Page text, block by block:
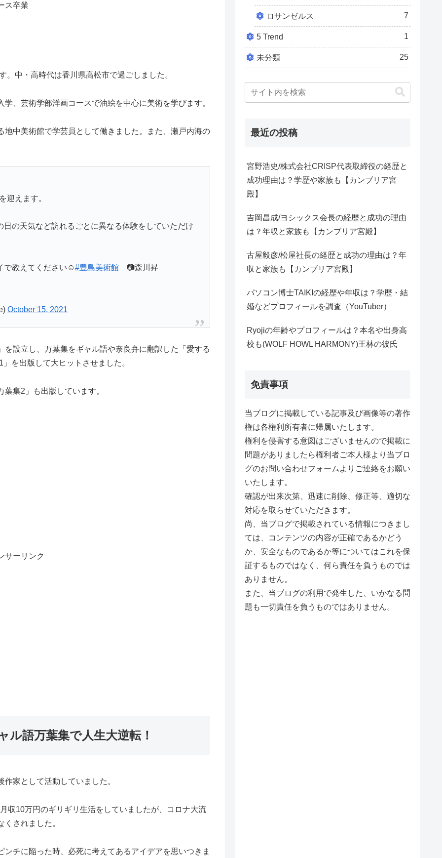
ス卒業
中・高時代は香川県高松市で過ごしました。
学、 芸術学部洋画コースで油絵を中心に美術を学びます。
中美術館で学芸員として働きました。また、瀬戸内海の
迎えます。
の天気など訪れるごとに異なる体験をしていただけ
で教えてください☺️#豊島美術館📷森川昇
October 15, 2021
設立し、万葉集をギャル語や奈良弁に翻訳した「愛する
を出版して大ヒットさせました。
集2」も出版しています。
サーリンク
ル語万葉集で人生大逆転！
家として活動していました。
収10万円のギリギリ生活をしていましたが、コロナ大流
されました。
チに陥った時、必死に考えてあるアイデアを思いつきま
ロサンゼルス 7
5 Trend 1
未分類 25
最近の投稿
宮野浩史/株式会社CRISP代表取締役の経歴と
成功理由は？学歴や家族も【カンブリア宮
殿】
吉岡昌成/ヨシックス会長の経歴と成功の理由
は？年収と家族も【カンブリア宮殿】
古屋毅彦/松屋社長の経歴と成功の理由は？年
収と家族も【カンブリア宮殿】
パソコン博士TAIKIの経歴や年収は？学歴・結
婚などプロフィールを調査（YouTuber）
Ryojiの年齢やプロフィールは？本名や出身高
校も(WOLF HOWL HARMONY)王林の彼氏
免責事項
当ブログに掲載している記事及び画像等の著作
権は各権利所有者に帰属いたします。
権利を侵害する意図はございませんので掲載に
問題がありましたら権利者ご本人様より当ブロ
グのお問い合わせフォームよりご連絡をお願い
いたします。
確認が出来次第、迅速に削除、修正等、適切な
対応を取らせていただきます。
尚、当ブログで掲載されている情報につきまし
ては、コンテンツの内容が正確であるかどう
か、安全なものであるか等についてはこれを保
証するものではなく、何ら責任を負うものでは
ありません。
また、当ブログの利用で発生した、いかなる問
題も一切責任を負うものではありません。